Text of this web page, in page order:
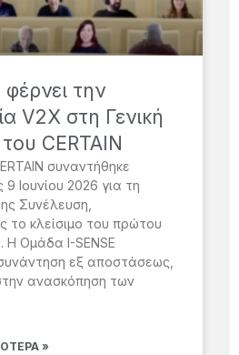
την
V2X στη Γενική
CERTAIN
συναντήθηκε
9 Ιουνίου 2026 για τη
Συνέλευση,
το κλείσιμο του πρώτου
Η Ομάδα I-SENSE
εξ αποστάσεως,
ανασκόπηση των
»